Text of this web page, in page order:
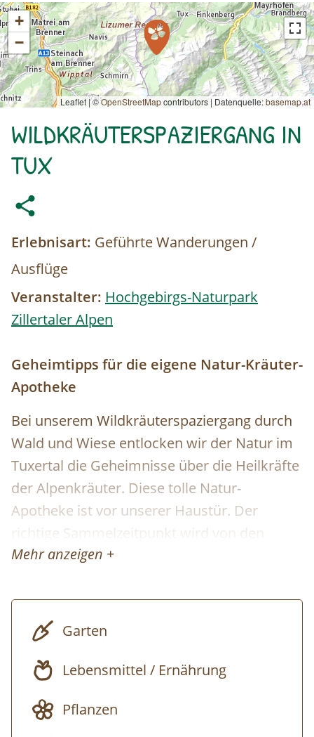
+
−
Leaflet | ©OpenStreetMapcontributors | Datenquelle:basemap.at
WILDKRÄUTERSPAZIERGANG IN
TUX
Erlebnisart: Geführte Wanderungen /
Ausflüge
Veranstalter: Hochgebirgs-Naturpark
Zillertaler Alpen
Geheimtipps für die eigene Natur-Kräuter-
Apotheke
Bei unserem Wildkräuterspaziergang durch
Wald und Wiese entlocken wir der Natur im
Tuxertal die Geheimnisse über die Heilkräfte
der Alpenkräuter. Diese tolle Natur-
Apotheke ist vor unserer Haustür. Der
richtige Sammelzeitpunkt wird von den
Jahreszeiten bestimmt. Zu jeder Zeit sind
altes Wissen von Kräutern, Baum-Harzen
und Wurzeln und entdecken die vielfältigen
Anwendungs- und
Verarbeitungsmöglichkeiten. Vom
BUCH-TIPP:
Mehr anzeigen +
Garten
Lebensmittel / Ernährung
Pflanzen